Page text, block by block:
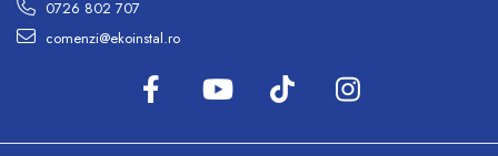
0726 802 707
comenzi@ekoinstal.ro